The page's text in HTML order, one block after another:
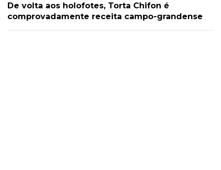
De volta aos holofotes, Torta Chifon é
comprovadamente receita campo-grandense